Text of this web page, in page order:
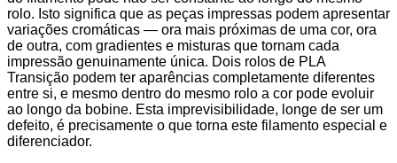
rolo. Isto significa que as peças impressas podem apresentar
variações cromáticas — ora mais próximas de uma cor, ora
de outra, com gradientes e misturas que tornam cada
impressão genuinamente única. Dois rolos de PLA
Transição podem ter aparências completamente diferentes
entre si, e mesmo dentro do mesmo rolo a cor pode evoluir
ao longo da bobine. Esta imprevisibilidade, longe de ser um
defeito, é precisamente o que torna este filamento especial e
diferenciador.